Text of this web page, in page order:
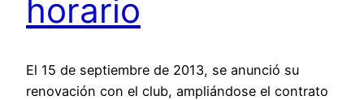
horario
El 15 de septiembre de 2013, se anunció su
renovación con el club, ampliándose el contrato